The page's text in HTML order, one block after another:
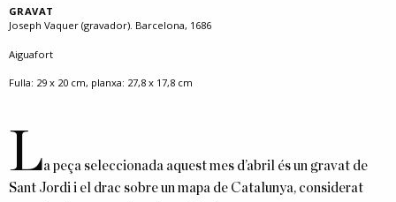
GRAVAT
Joseph Vaquer (gravador). Barcelona, 1686
Aiguafort
Fulla: 29 x 20 cm, planxa: 27,8 x 17,8 cm
La peça seleccionada aquest mes d’abril és un gravat de
Sant Jordi i el drac sobre un mapa de Catalunya, considerat